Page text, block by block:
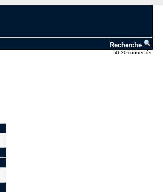
Recherche
4630 connectés